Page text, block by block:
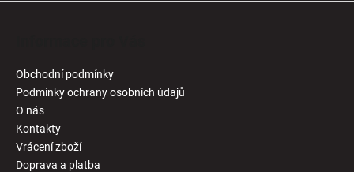
Obchodní podmínky
Podmínky ochrany osobních údajů
O nás
Kontakty
Vrácení zboží
Doprava a platba